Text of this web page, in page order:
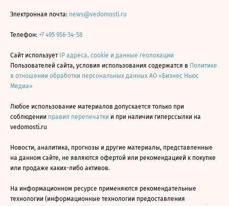
Электронная почта: news@vedomosti.ru
Телефон: +7 495 956-34-58
Сайт использует IP адреса, cookie и данные геолокации
Пользователей сайта, условия использования содержатся в Политике
в отношении обработки персональных данных АО «Бизнес Ньюс
Медиа»
Любое использование материалов допускается только при
соблюдении правил перепечатки и при наличии гиперссылки на
vedomosti.ru
Новости, аналитика, прогнозы и другие материалы, представленные
на данном сайте, не являются офертой или рекомендацией к покупке
или продаже каких-либо активов.
На информационном ресурсе применяются рекомендательные
технологии (информационные технологии предоставления